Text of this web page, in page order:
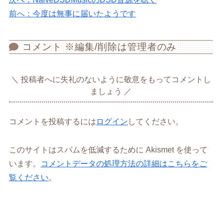
前へ：今度は無事に届いたようです
コメント ※編集/削除は管理者のみ
投稿者へに失礼のないように敬意をもってコメントし
ましょう
コメントを投稿するには ログイン してください。
このサイトはスパムを低減するために Akismet を使って
います。
コメントデータの処理方法の詳細はこちらをご
覧ください。